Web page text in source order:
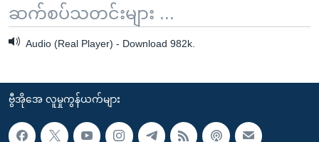
သို့
ကျော်
ဆက်စပ်သတင်းများ ...
Audio (Real Player) - Download 982k.
ဗွီအိုအေ လူမှုကွန်ယက်များ